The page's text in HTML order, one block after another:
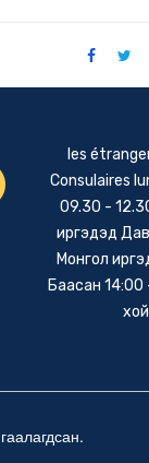
les
Consulaires
09.30 -
иргэдэд
Монгол
Баасан 14:00